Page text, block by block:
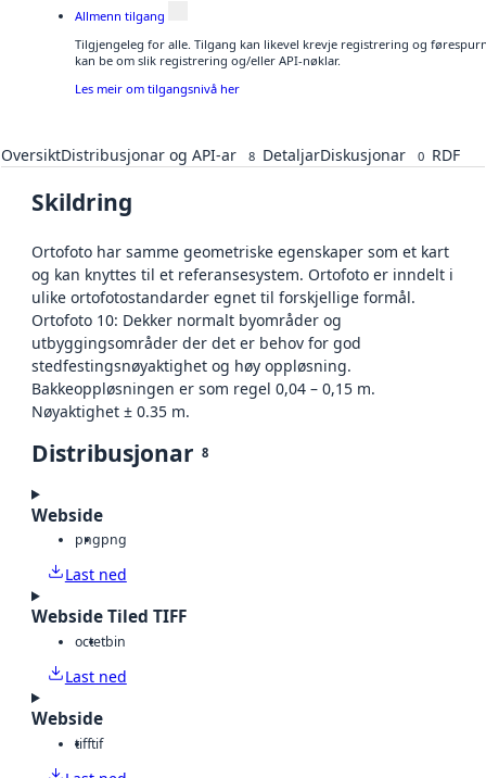
Allmenn tilgang
Tilgjengeleg for alle. Tilgang kan likevel krevje registrering og
kan be om slik registrering og/eller API-nøklar.
Les meir om tilgangsnivå her
OversiktDistribusjonar og API-ar 8 DetaljarDiskusjonar 0 RDF
Skildring
Ortofoto har samme geometriske egenskaper som et kart
og kan knyttes til et referansesystem. Ortofoto er inndelt i
ulike ortofotostandarder egnet til forskjellige formål.
Ortofoto 10: Dekker normalt byområder og
utbyggingsområder der det er behov for god
stedfestingsnøyaktighet og høy oppløsning.
Bakkeoppløsningen er som regel 0,04 – 0,15 m.
Nøyaktighet ± 0.35 m.
Distribusjonar 8
Webside
pngpng
Last ned
Webside Tiled TIFF
octetbin
Last ned
Webside
tifftif